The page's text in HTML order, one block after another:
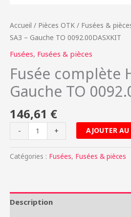
Accueil / Pièces OTK / Fusées &
SA3 – Gauche TO 0092.00DASXKIT
Fusées, Fusées & pièces
Fusée complète
Gauche TO
146,61 €
- + AJOUTER
Catégories : Fusées, Fusées & pièces
Description